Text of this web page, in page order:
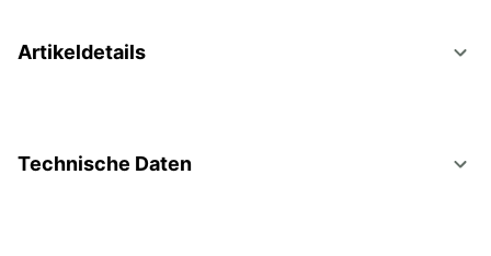
Artikeldetails
Technische Daten